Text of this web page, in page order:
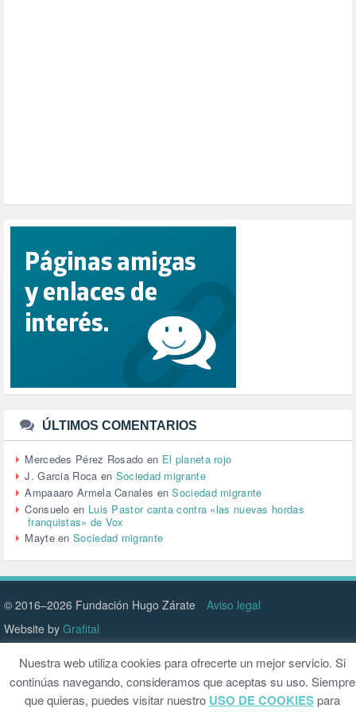
PUERTO DE VALENCIA (1)
RACISMO (1)
RELIGIÓN (114)
REPUBLICA (1)
SALUD (108)
SENSIBILIZACIÓN (576)
SINDICATOS (12)
TTIP (6)
URBANISMO (1)
URBANIZACIÓN (1)
VEJEZ (1)
VENEZUELA (3)
VENEZULA (1)
VIAJES (1)
VIOLENCIA (2)
VIOLENCIA DE GÉNERO (223)
VIVIENDA (9)
VOLODIMIR ZELENSKY (1)
ÚLTIMOS COMENTARIOS
Mercedes Pérez Rosado en El planeta rojo
J. Garcia Roca en Sociedad migrante
Ampaaaro Armela Canales enSociedad migrante
Consuelo en Luis Pastor canta contra «las nuevas hordas
franquistas» de Vox
MayteenSociedad migrante
© 2016–2026 Fundación Hugo Zárate
Aviso legal
Website by Grafital
Nuestra web utiliza cookies para ofrecerte un mejor servicio. Si
continúas navegando, consideramos que aceptas su uso. Siempre
que quieras, puedes visitar nuestro USO DE COOKIESpara